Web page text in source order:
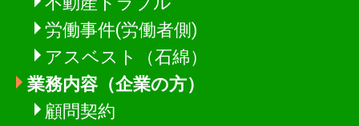
労働事件(労働者側)
アスベスト（石綿）
業務内容（企業の方）
顧問契約